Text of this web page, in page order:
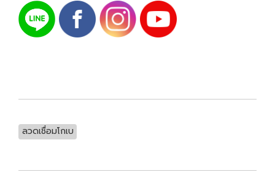
ลวดเชื่อมโกเบ